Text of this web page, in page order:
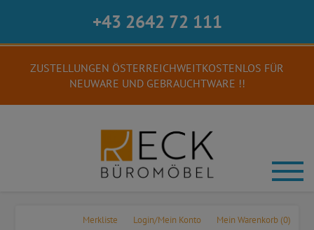
+43 2642 72 111
ZUSTELLUNGEN ÖSTERREICHWEITKOSTENLOS FÜR
NEUWARE UND GEBRAUCHTWARE !!
Mein Warenkorb (0)
Login/Mein Konto
Merkliste